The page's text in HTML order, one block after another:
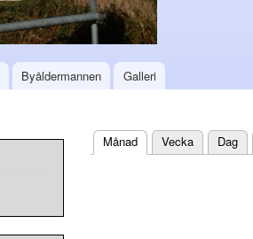
Byåldermannen Galleri
Primära flikar
Månad (aktiv flik)
Vecka Dag